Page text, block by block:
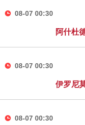
08-07 00:30
阿什杜
08-07 00:30
伊罗尼
08-07 00:30